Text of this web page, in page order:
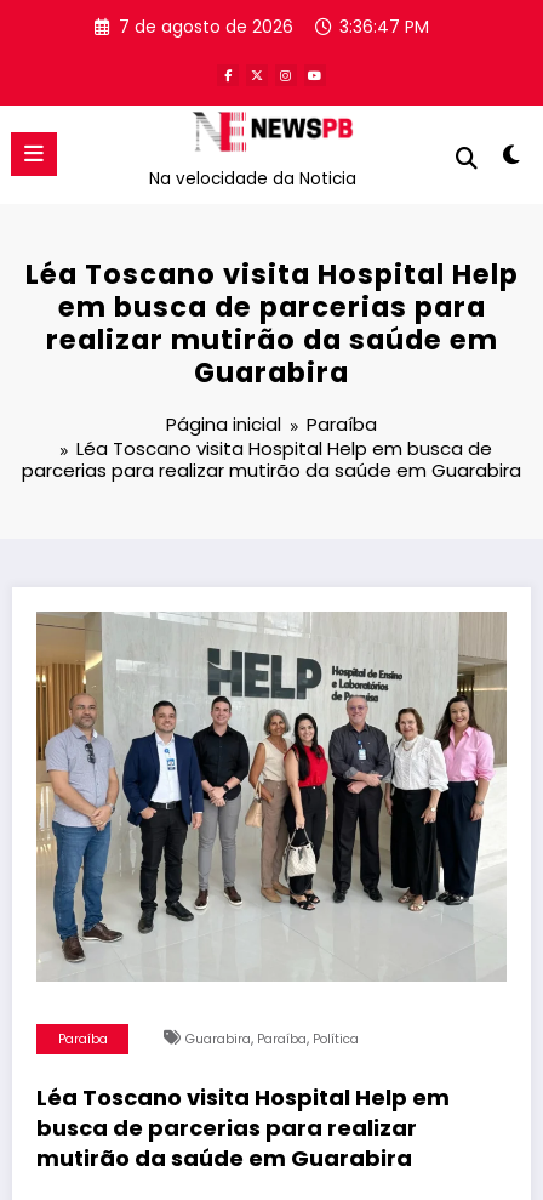
7 de agosto de 2026 3:36:48 PM
Na velocidade da Noticia
Léa Toscano visita Hospital Help
em busca de parcerias para
realizar mutirão da saúde em
Guarabira
Página inicial
Paraíba
Léa Toscano visita Hospital Help em busca de
parcerias para realizar mutirão da saúde em Guarabira
Paraíba Guarabira, Paraíba, Política
Léa Toscano visita Hospital Help em
busca de parcerias para realizar
mutirão da saúde em Guarabira